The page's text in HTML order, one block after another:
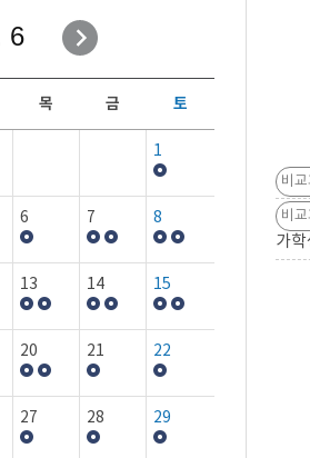
일정안내
보도자료
행사갤러리
6
목 금 토
1
6 7 8
13 14 15
20 21 22
27 28 29
비
비
가학